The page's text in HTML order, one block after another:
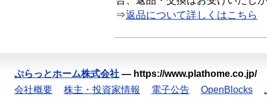
⇒返品について詳しくはこちら
ぷらっとホーム株式会社 — https://www.plathome.co.jp/
会社概要
株主・投資家情報 電子公告 OpenBlocks